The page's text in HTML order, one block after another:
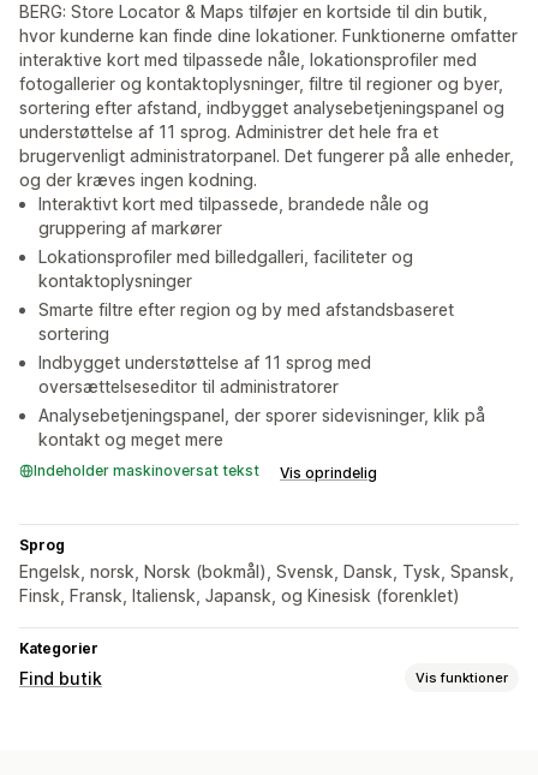
BERG: Store Locator & Maps tilføjer en kortside til din butik,
hvor kunderne kan finde dine lokationer. Funktionerne omfatter
interaktive kort med tilpassede nåle, lokationsprofiler med
fotogallerier og kontaktoplysninger, filtre til regioner og byer,
sortering efter afstand, indbygget analysebetjeningspanel og
understøttelse af 11 sprog. Administrer det hele fra et
brugervenligt administratorpanel. Det fungerer på alle enheder,
og der kræves ingen kodning.
Interaktivt kort med tilpassede, brandede nåle og
gruppering af markører
Lokationsprofiler med billedgalleri, faciliteter og
kontaktoplysninger
Smarte filtre efter region og by med afstandsbaseret
sortering
Indbygget understøttelse af 11 sprog med
oversættelseseditor til administratorer
Analysebetjeningspanel, der sporer sidevisninger, klik på
kontakt og meget mere
Indeholder maskinoversat tekst Vis oprindelig
Sprog
Engelsk, norsk, Norsk (bokmål), Svensk, Dansk, Tysk, Spansk,
Finsk, Fransk, Italiensk, Japansk, og Kinesisk (forenklet)
Kategorier
Find butik Vis funktioner